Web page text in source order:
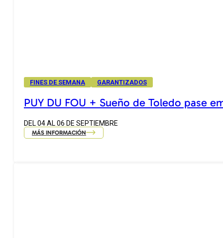
FINES DE SEMANA GARANTIZADOS
PUY DU FOU + Sueño de Toledo pase
DEL 04 AL 06 DE SEPTIEMBRE
MÁS INFORMACIÓN